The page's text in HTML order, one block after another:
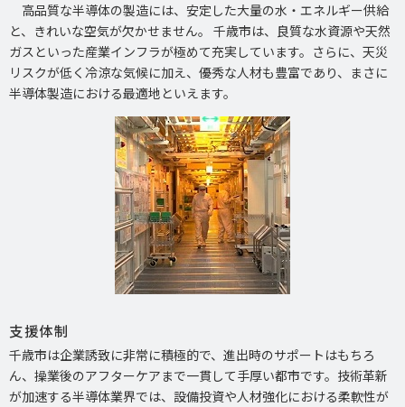
高品質な半導体の製造には、安定した大量の水・エネルギー供給
と、きれいな空気が欠かせません。 千歳市は、良質な水資源や天然
ガスといった産業インフラが極めて充実しています。さらに、天災
リスクが低く冷涼な気候に加え、優秀な人材も豊富であり、まさに
半導体製造における最適地といえます。
支援体制
千歳市は企業誘致に非常に積極的で、進出時のサポートはもちろ
ん、操業後のアフターケアまで一貫して手厚い都市です。技術革新
が加速する半導体業界では、設備投資や人材強化における柔軟性が